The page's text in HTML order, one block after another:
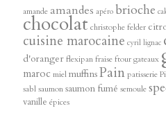
amandeamandes apéro brioche
chocolat christophe felder
cuisine marocaine cyril lignac
d'orangerflexipanfraiseftourgateaux
maroc mielmuffinsPainpatisserie
sablsaumonsaumon fumé semoule
vanille épices